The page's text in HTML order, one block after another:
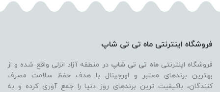
فروشگاه اینترنتی ماه تی تی شاپ
فروشگاه اینترنتیماه تی تی شاپ در منطقه آزاد انزلی واقع شده و از
بهترین برندهای معتبر و اورجینال با هدف حفظ سلامت مصرف
کنندگان، باکیفیت ترین برندهای روز دنیا را جمع آوری کرده و به